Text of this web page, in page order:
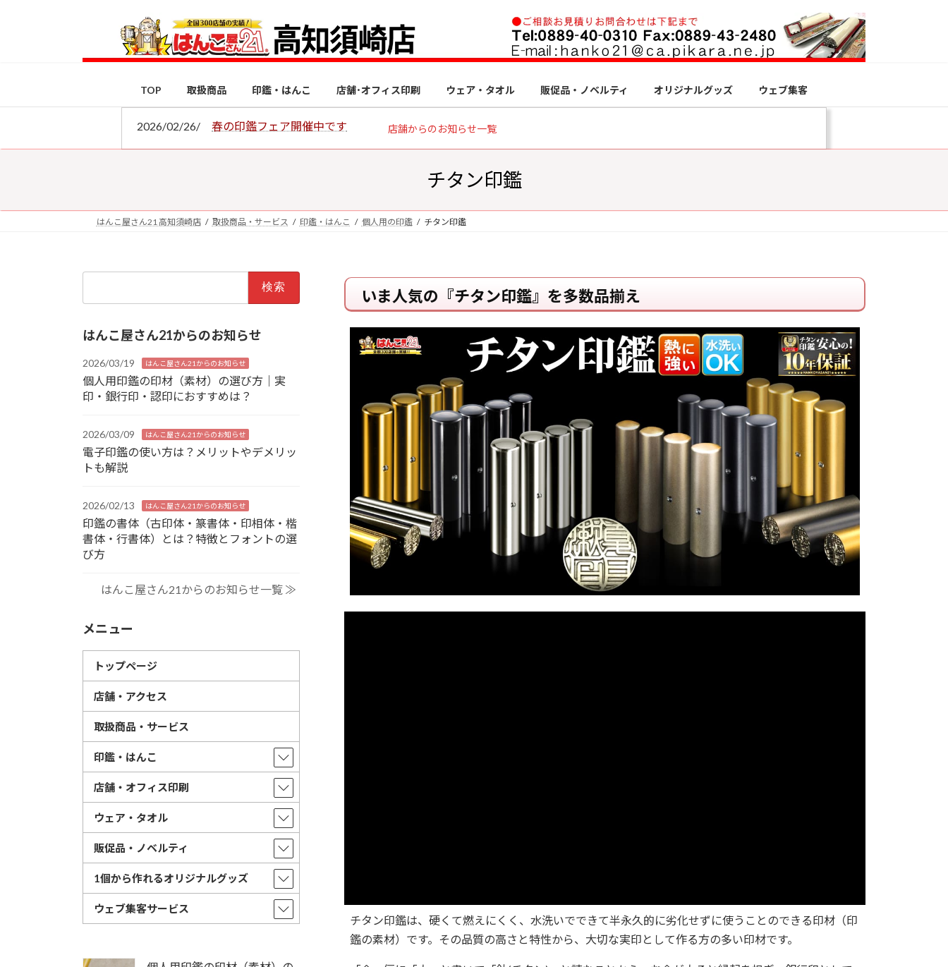
ス
ン
TOP 取扱商品 印鑑・はんこ 店舗･オフィス印刷 ウェア・タオル 販促品・ノベルティ オリジナルグッズ ウェブ集客
2026/02/26/ 春の印鑑フェア開催中です 店舗からのお知らせ一覧
チタン印鑑
はんこ屋さん21 高知須崎店 取扱商品・サービス 印鑑・はんこ 個人用の印鑑 チタン印鑑
いま人気の『チタン印鑑』を多数品揃え
チタン印鑑は、硬くて燃えにくく、水洗いでできて半永久的に劣化せずに使うことのできる印材（印
鑑の素材）です。その品質の高さと特性から、大切な実印として作る方の多い印材です。
はんこ屋さん21からのお知らせ
2026/03/19 はんこ屋さん21からのお知らせ
個人用印鑑の印材（素材）の選び方｜実
印・銀行印・認印におすすめは？
2026/03/09 はんこ屋さん21からのお知らせ
電子印鑑の使い方は？メリットやデメリッ
トも解説
2026/02/13 はんこ屋さん21からのお知らせ
印鑑の書体（古印体・篆書体・印相体・楷
書体・行書体）とは？特徴とフォントの選
び方
はんこ屋さん21からのお知らせ一覧 ≫
メニュー
トップページ
店舗・アクセス
取扱商品・サービス
印鑑・はんこ
店舗・オフィス印刷
ウェア・タオル
販促品・ノベルティ
1個から作れるオリジナルグッズ
ウェブ集客サービス